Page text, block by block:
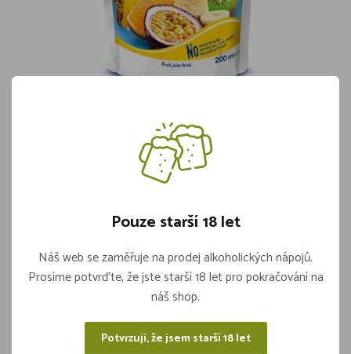
CAPRI-SUN Multivitamin 0,2l
Vložit do košíku
Sdílejte na sítích
Pouze starší 18 let
Náš web se zaměřuje na prodej alkoholických nápojů.
Prosíme potvrďte, že jste starší 18 let pro pokračování na
náš shop.
Potvrzuji, že jsem starší 18 let